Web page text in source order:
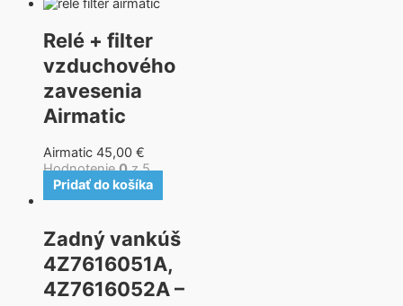
Relé + filter
vzduchového
zavesenia
Airmatic
Airmatic 45,00 €
Hodnotenie0z 5
Pridať do košíka
Zadný vankúš
4Z7616051A,
4Z7616052A –